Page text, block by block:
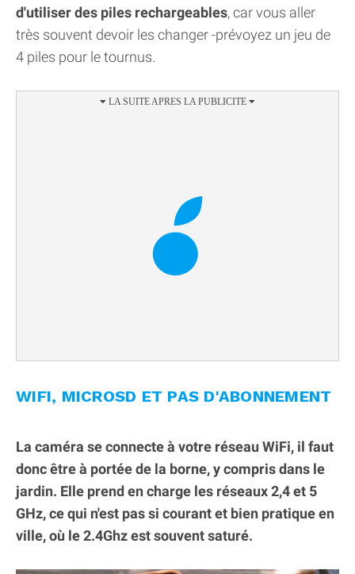
d'utiliser des piles rechargeables, car vous aller
très souvent devoir les changer -prévoyez un jeu de
4 piles pour le tournus.
WIFI, MICROSD ET PAS D'ABONNEMENT
La caméra se connecte à votre réseau WiFi, il faut
donc être à portée de la borne, y compris dans le
jardin. Elle prend en charge les réseaux 2,4 et 5
GHz, ce qui n'est pas si courant et bien pratique en
ville, où le 2.4Ghz est souvent saturé.